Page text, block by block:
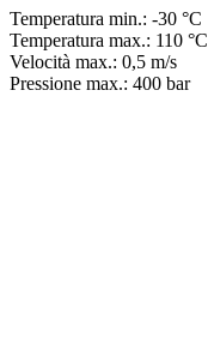
Temperatura min.: -30 °C
Temperatura max.: 110 °C
Velocità max.: 0,5 m/s
Pressione max.: 400 bar